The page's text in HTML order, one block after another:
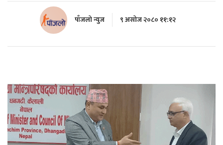
पाँजलो न्युज ९ असोज २०८० ११:१२